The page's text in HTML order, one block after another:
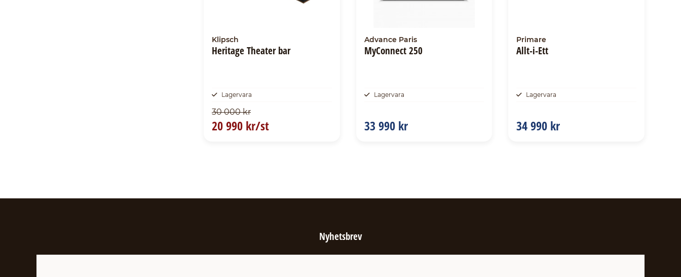
Klipsch
Heritage Theater bar
Lagervara
30 000 kr
20 990 kr/st
Advance Paris
MyConnect 250
Lagervara
33 990 kr
Primare
Allt-i-Ett
Lagervara
34 990 kr
Nyhetsbrev